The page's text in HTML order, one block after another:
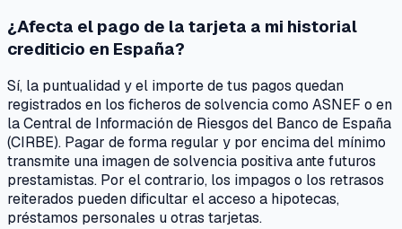
¿Afecta el pago de la tarjeta a mi historial
crediticio en España?
Sí, la puntualidad y el importe de tus pagos quedan
registrados en los ficheros de solvencia como ASNEF o en
la Central de Información de Riesgos del Banco de España
(CIRBE). Pagar de forma regular y por encima del mínimo
transmite una imagen de solvencia positiva ante futuros
prestamistas. Por el contrario, los impagos o los retrasos
reiterados pueden dificultar el acceso a hipotecas,
préstamos personales u otras tarjetas.